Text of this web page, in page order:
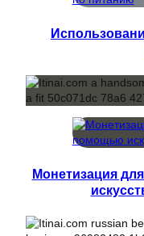
Монетизация